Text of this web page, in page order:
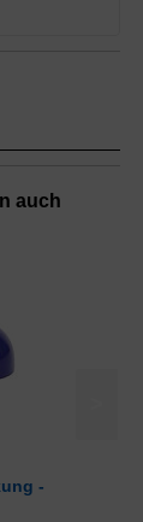
auch
-